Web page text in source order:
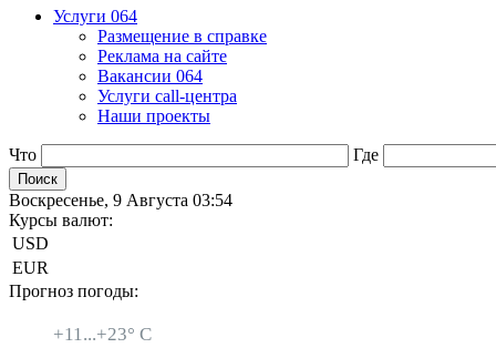
Услуги 064
Размещение в справке
Реклама на сайте
Вакансии 064
Услуги call-центра
Наши проекты
Что Где
Воскресенье, 9 Августа 03:54
Курсы валют:
USD
EUR
Прогноз погоды:
+11...+23° C